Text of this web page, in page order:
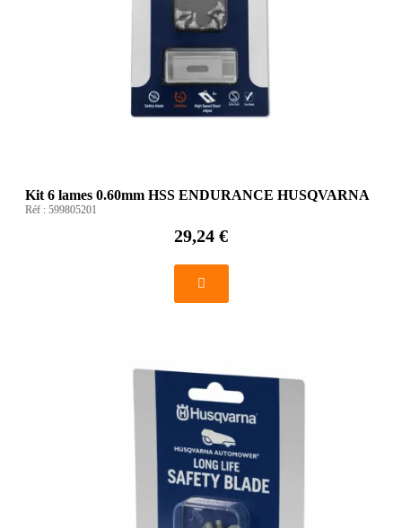
Kit 6 lames 0.60mm HSS ENDURANCE HUSQVARNA
Réf : 599805201
29,24 €